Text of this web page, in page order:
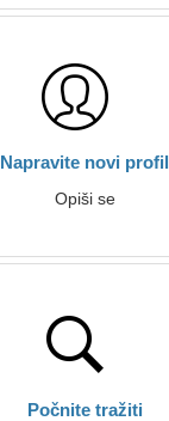
Napravite novi profil
Opiši se
Počnite tražiti